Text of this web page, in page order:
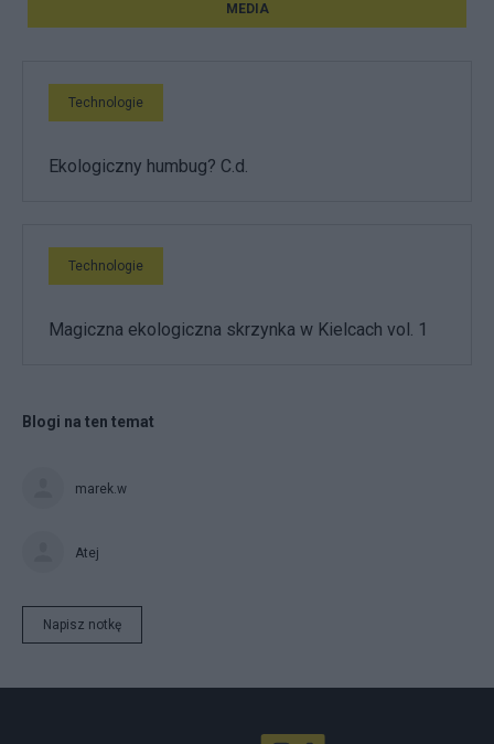
MEDIA
Technologie
Ekologiczny humbug? C.d.
Technologie
Magiczna ekologiczna skrzynka w Kielcach vol. 1
Blogi na ten temat
marek.w
Atej
Napisz notkę